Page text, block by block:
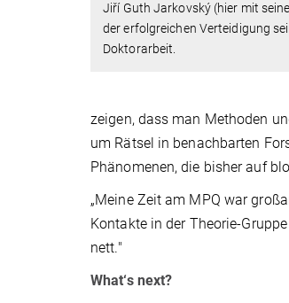
Jiří Guth Jarkovský (hier mit
der erfolgreichen Verteidigung
Doktorarbeit.
zeigen, dass man Methoden
um Rätsel in benachbarten
Phänomenen, die bisher auf
„Meine Zeit am MPQ war
Kontakte in der Theorie-
nett."
What‘s next?